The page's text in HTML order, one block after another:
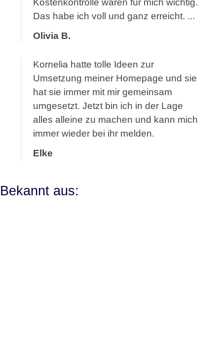
Das habe ich voll und ganz erreicht. ...
Olivia B.
Kornelia hatte tolle Ideen zur
Umsetzung meiner Homepage und sie
hat sie immer mit mir gemeinsam
umgesetzt. Jetzt bin ich in der Lage
alles alleine zu machen und kann mich
immer wieder bei ihr melden.
Elke
Bekannt aus: